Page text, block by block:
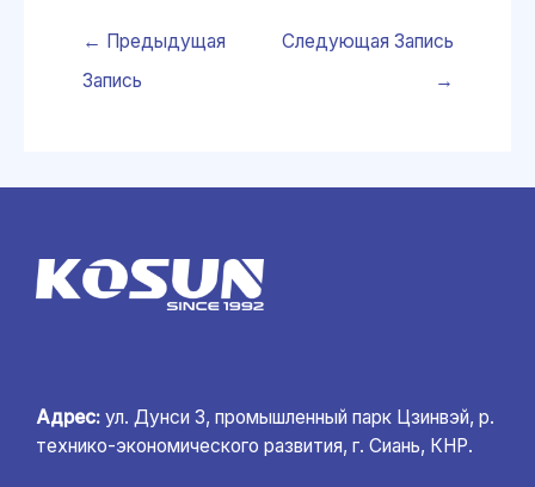
← Предыдущая
Запись
Следующая Запись
→
Адрес: ул. Дунси 3, промышленный парк Цзинвэй, р.
технико-экономического развития, г. Сиань, КНР.